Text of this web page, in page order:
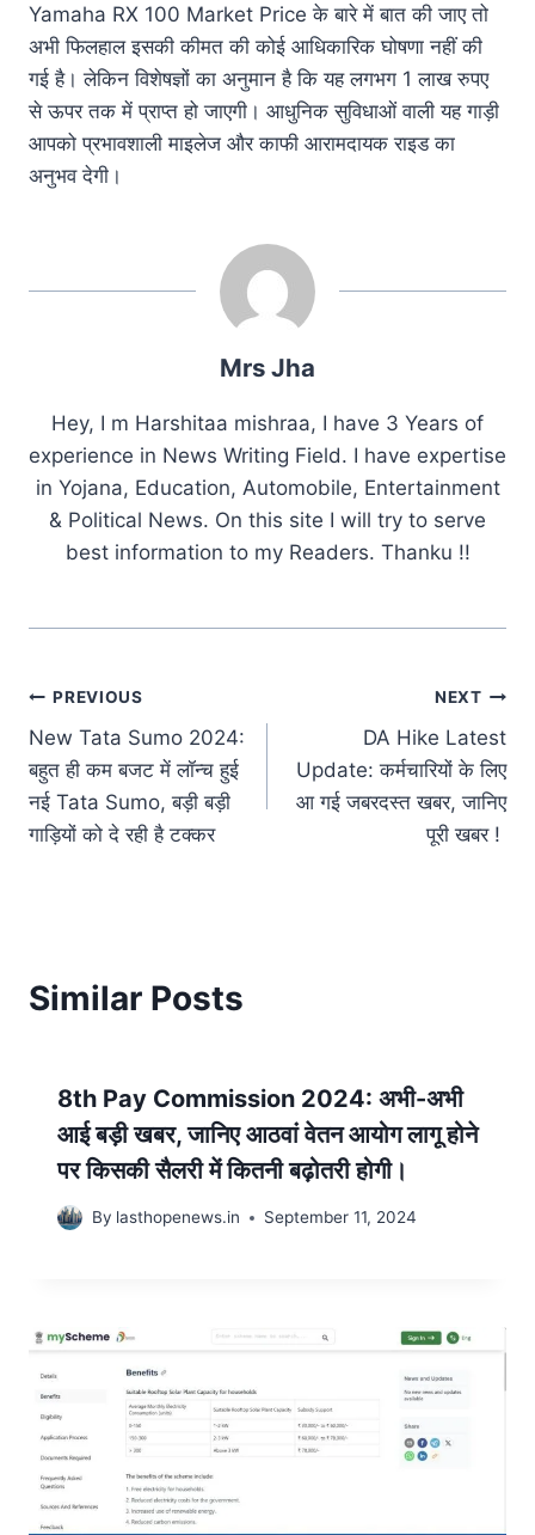
Yamaha RX 100 Market Price के बारे में बात की जाए तो
अभी फिलहाल इसकी कीमत की कोई आधिकारिक घोषणा नहीं की
गई है। लेकिन विशेषज्ञों का अनुमान है कि यह लगभग 1 लाख रुपए
से ऊपर तक में प्राप्त हो जाएगी। आधुनिक सुविधाओं वाली यह गाड़ी
आपको प्रभावशाली माइलेज और काफी आरामदायक राइड का
अनुभव देगी।
Mrs Jha
Hey, I m Harshitaa mishraa, I have 3 Years of
experience in News Writing Field. I have expertise
in Yojana, Education, Automobile, Entertainment
& Political News. On this site I will try to serve
best information to my Readers. Thanku !!
Post
navigation
PREVIOUS
New Tata Sumo 2024:
बहुत ही कम बजट में लॉन्च हुई
नई Tata Sumo, बड़ी बड़ी
गाड़ियों को दे रही है टक्कर
NEXT
DA Hike Latest
Update: कर्मचारियों के लिए
आ गई जबरदस्त खबर, जानिए
पूरी खबर !
Similar Posts
8th Pay Commission 2024: अभी-अभी
आई बड़ी खबर, जानिए आठवां वेतन आयोग लागू होने
पर किसकी सैलरी में कितनी बढ़ोतरी होगी।
By lasthopenews.in September 11, 2024